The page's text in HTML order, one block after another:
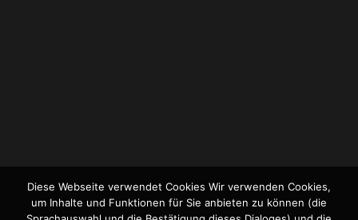
NASHORN)
Diese Webseite verwendet Cookies Wir verwenden Cookies,
um Inhalte und Funktionen für Sie anbieten zu können (die